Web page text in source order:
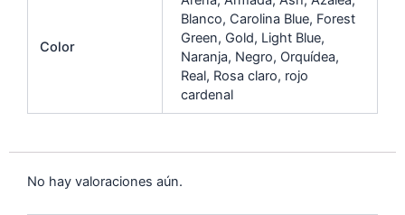
k
k
Color
Blanco, Carolina Blue, Forest
Green, Gold, Light Blue,
Naranja, Negro, Orquídea,
Real, Rosa claro, rojo
cardenal
No hay valoraciones aún.